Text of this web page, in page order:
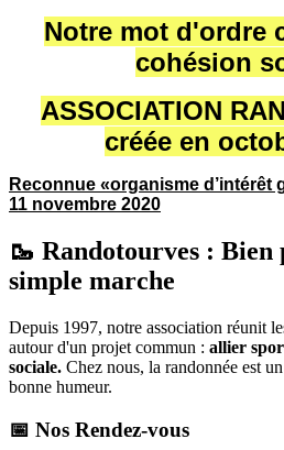
Notre mot d'ordre
cohésion
ASSOCIATION
créée en
Reconnue «organisme d’intérêt
11 novembre 2020
🥾 Randotourves : Bien
simple marche
Depuis 1997, notre association réunit
autour d'un projet commun : allier
sociale. Chez nous, la randonnée est
bonne humeur.
📅 Nos Rendez-vous